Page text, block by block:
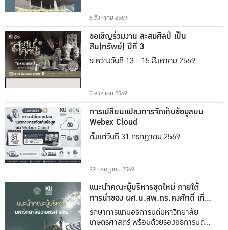
5 สิงหาคม 2569
ขอเชิญร่วมงาน สะสมศิลป์ เป็น
สิน(ทรัพย์) ปีที่ 3
ระหว่างวันที่ 13 - 15 สิงหาคม 2569
3 สิงหาคม 2569
การเปลี่ยนแปลงการจัดเก็บข้อมูลบน
Webex Cloud
ตั้งแต่วันที่ 31 กรกฎาคม 2569
22 กรกฎาคม 2569
แนะนำคณะผู้บริหารชุดใหม่ ภายใต้
การนำของ ผศ.น.สพ.ดร.คงศักดิ์ เที่ยง
ธรรม
รักษาการแทนอธิการบดีมหาวิทยาลัย
เกษตรศาสตร์ พร้อมด้วยรองอธิการบดีทั้ง